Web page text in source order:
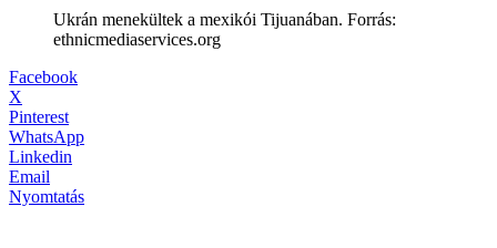
Ukrán menekültek a mexikói Tijuanában. Forrás:
ethnicmediaservices.org
Facebook
X
Pinterest
WhatsApp
Linkedin
Email
Nyomtatás